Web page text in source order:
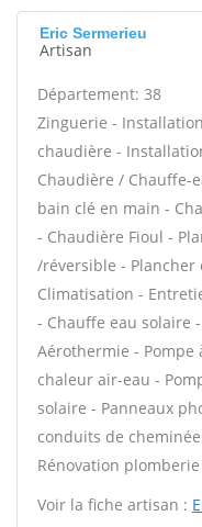
Eric Sermerieu
Artisan
Département: 38
Zinguerie -
chaudière -
Chaudière / Chauffe-
bain clé en main -
- Chaudière Fioul -
/réversible -
Climatisation -
- Chauffe eau solaire
Aérothermie - Pompe
chaleur air-eau -
solaire - Panneaux
conduits de
Rénovation
Voir la fiche artisan :